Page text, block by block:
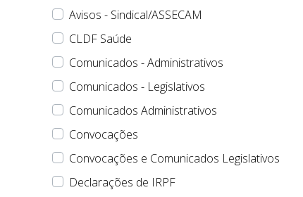
Avisos - Sindical/ASSECAM
CLDF Saúde
Comunicados - Administrativos
Comunicados - Legislativos
Comunicados Administrativos
Convocações
Convocações e Comunicados Legislativos
Declarações de IRPF